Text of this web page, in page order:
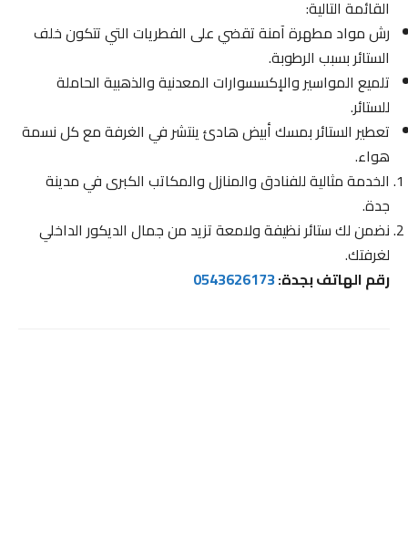
القائمة التالية:
رش مواد مطهرة آمنة تقضي على الفطريات التي تتكون خلف
الستائر بسبب الرطوبة.
تلميع المواسير والإكسسوارات المعدنية والذهبية الحاملة
للستائر.
تعطير الستائر بمسك أبيض هادئ ينتشر في الغرفة مع كل نسمة
هواء.
الخدمة مثالية للفنادق والمنازل والمكاتب الكبرى في مدينة
جدة.
نضمن لك ستائر نظيفة ولامعة تزيد من جمال الديكور الداخلي
لغرفتك.
رقم الهاتف بجدة:0543626173